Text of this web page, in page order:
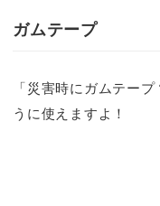
ガムテープ
「災害時にガムテー
うに使えますよ！